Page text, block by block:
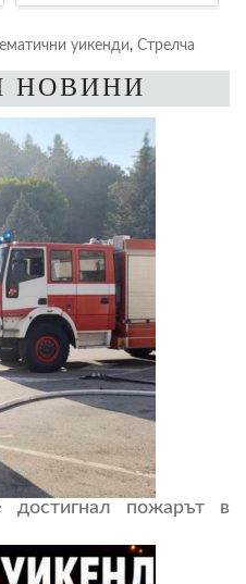
уикенди, Стрелча
НОВИНИ
пожарът в